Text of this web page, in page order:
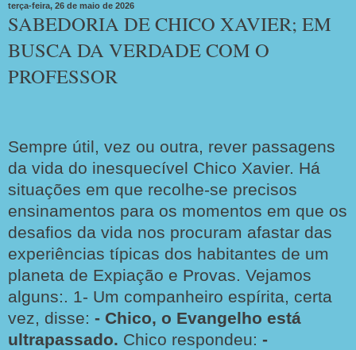
terça-feira, 26 de maio de 2026
SABEDORIA DE CHICO XAVIER; EM
BUSCA DA VERDADE COM O
PROFESSOR
Sempre útil, vez ou outra, rever passagens
da vida do inesquecível Chico Xavier. Há
situações em que recolhe-se precisos
ensinamentos para os momentos em que os
desafios da vida nos procuram afastar das
experiências típicas dos habitantes de um
planeta de Expiação e Provas. Vejamos
alguns:. 1- Um companheiro espírita, certa
vez, disse: - Chico, o Evangelho está
ultrapassado. Chico respondeu: -